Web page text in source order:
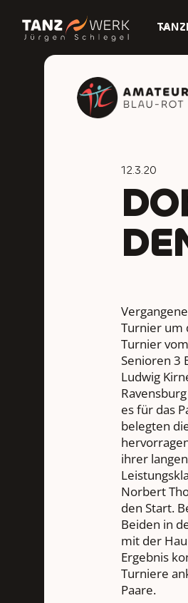
12.3.20
Turnier um
Turnier
Senioren 3
Ludwig
es für das
belegten
ihrer
Norbert
den Start.
Beiden in
mit der
Ergebnis
Turniere
Paare.